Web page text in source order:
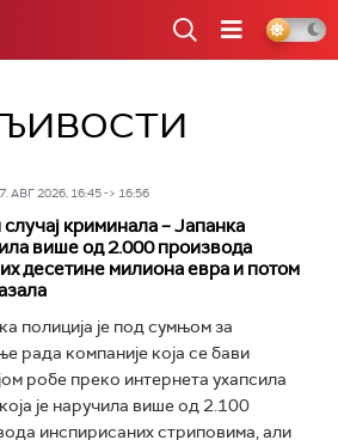
АВГ 2026, 16:45 -> 16:56
криминала – Јапанка
више од 2.000 производа
десетине милиона евра и потом
полиција је под сумњом за
рада компаније која се бави
робе преко интернета ухапсила
је наручила више од 2.100
инспирисаних стриповима, али